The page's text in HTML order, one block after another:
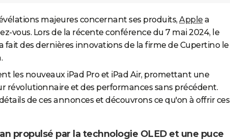
majeures concernant ses produits, Apple a
vous. Lors de la récente conférence du 7 mai 2024, le
fait des dernières innovations de la firme de Cupertino le
les nouveaux iPad Pro et iPad Air, promettant une
révolutionnaire et des performances sans précédent.
de ces annonces et découvrons ce qu'on à offrir ces
propulsé par la technologie OLED et une puce